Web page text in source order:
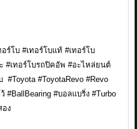
ร์โบ #เทอร์โบแท้ #เทอร์โบ
#เทอร์โบรถปิคอัพ #อะไหล่ยนต์
#ToyotaRevo #Revo
#BallBearing #บอลแบริ่ง #Turbo
อง